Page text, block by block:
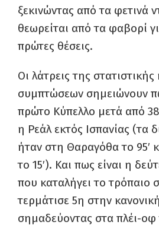
ξεκινώντας από τα φετινά
θεωρείται από τα φαβορί
πρώτες θέσεις.
Οι λάτρεις της στατιστικής
συμπτώσεων σημειώνουν
πρώτο Κύπελλο μετά από
η Ρεάλ εκτός Ισπανίας (τα
ήταν στη Θαραγόθα το 95′
το 15′). Και πως είναι η
που καταλήγει το τρόπαιο
τερμάτισε 5η στην
σημαδεύοντας στα πλέι-οφ